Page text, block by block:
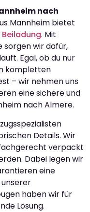
nach
Mannheim bietet
Beiladung. Mit
sorgen wir dafür,
Egal, ob du nur
kompletten
– wir nehmen uns
eine sichere und
nach Almere.
Details. Wir
verpackt
Dabei legen wir
eine
haben wir für
Lösung.